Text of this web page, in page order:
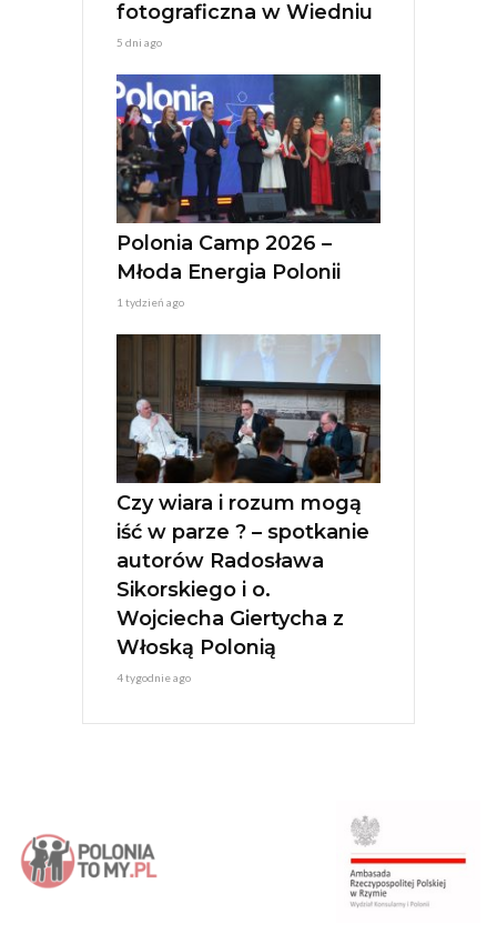
fotograficzna w Wiedniu
5 dni ago
Polonia Camp 2026 –
Młoda Energia Polonii
1 tydzień ago
Czy wiara i rozum mogą
iść w parze ? – spotkanie
autorów Radosława
Sikorskiego i o.
Wojciecha Giertycha z
Włoską Polonią
4 tygodnie ago